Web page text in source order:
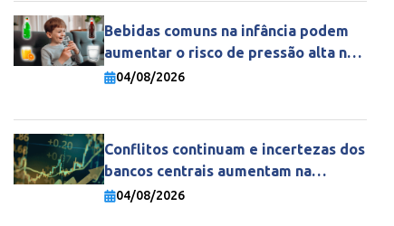
Bebidas comuns na infância podem
aumentar o risco de pressão alta na
vida adulta
04/08/2026
Conflitos continuam e incertezas dos
bancos centrais aumentam na
economia mundial
04/08/2026